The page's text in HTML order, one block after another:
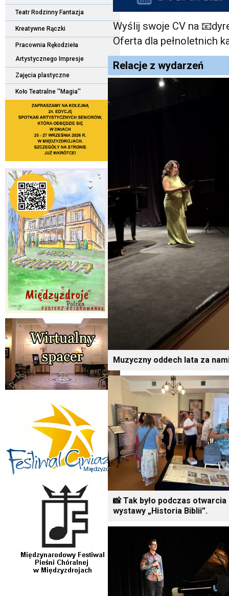
Teatr Rodzinny Fantazja
Kreatywne Rączki
Pracownia Rękodzieła
Artystycznego Impresje
Zajęcia plastyczne
Koło Teatralne ''Magia''
Wyślij swoje CV na
Oferta dla pełnoletnich
Relacje z wydarzeń
Muzyczny oddech lata za
📸 Tak było podczas otwarcia
wystawy „Historia Biblii”.